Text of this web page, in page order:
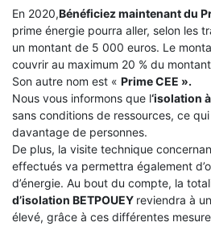
En 2020,Bénéficiez maintenant du
prime énergie pourra aller, selon les
un montant de 5 000 euros. Le
couvrir au maximum 20 % du
Son autre nom est « Prime CEE ».
Nous vous informons que l‘isolation
sans conditions de ressources, ce
davantage de personnes.
De plus, la visite technique
effectués va permettra également
d’énergie. Au bout du compte, la
d’isolation BETPOUEY reviendra à
élevé, grâce à ces différentes